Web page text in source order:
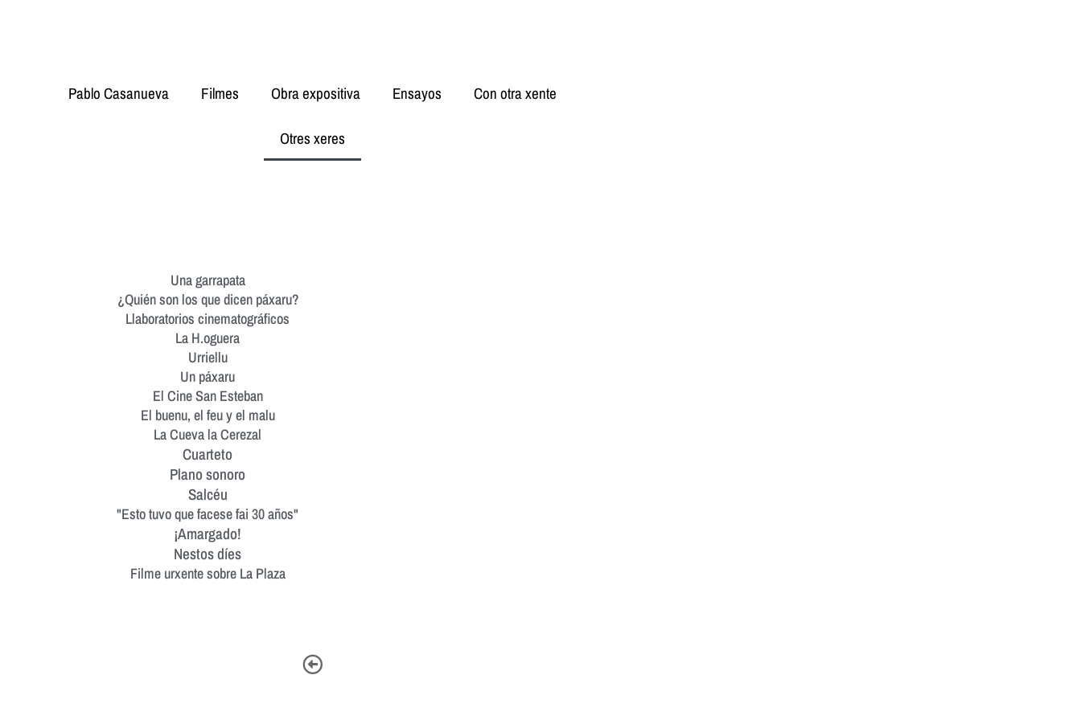
Pablo Casanueva Filmes Obra expositiva Ensayos Con otra xente
Otres xeres
Una garrapata
¿Quién son los que dicen páxaru?
Llaboratorios cinematográficos
La H.oguera
Urriellu
Un páxaru
El Cine San Esteban
El buenu, el feu y el malu
La Cueva la Cerezal
Cuarteto
Plano sonoro
Salcéu
"Esto tuvo que facese fai 30 años"
¡Amargado!
Nestos díes
Filme urxente sobre La Plaza